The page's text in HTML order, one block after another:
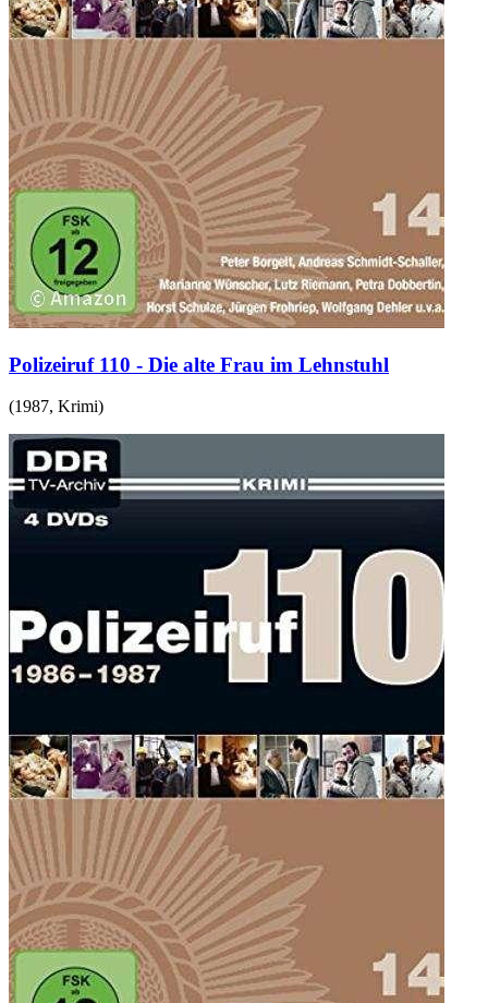
Polizeiruf 110 - Die alte Frau im Lehnstuhl
(1987, Krimi)